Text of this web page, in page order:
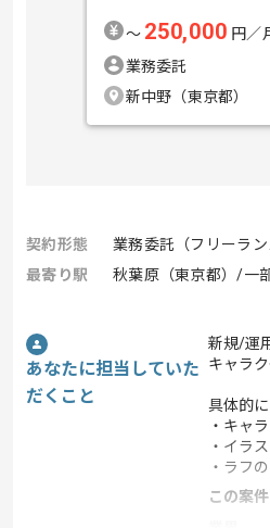
〜 250,000 円／
業務委託
新中野（東京都）
契約形態
業務委託（フリーラン
最寄り駅
秋葉原（東京都）/一
あなたに担当していた
だくこと
新規/運
キャラ
具体的
・キャ
・イラ
・ラフ
この案